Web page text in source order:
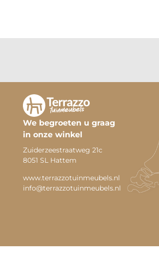
We begroeten u graag
in onze winkel
Zuiderzeestraatweg 21c
8051 SL Hattem
www.terrazzotuinmeubels.nl
info@terrazzotuinmeubels.nl